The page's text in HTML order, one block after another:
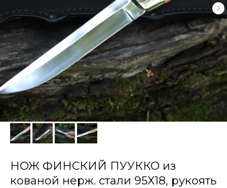
НОЖ ФИНСКИЙ ПУУККО из
кованой нерж. стали 95Х18, рукоять